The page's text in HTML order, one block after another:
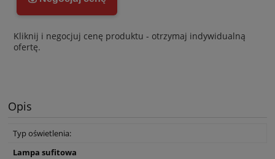
Kliknij i negocjuj cenę produktu - otrzymaj indywidualną
ofertę.
Opis
Typ oświetlenia:
Lampa sufitowa